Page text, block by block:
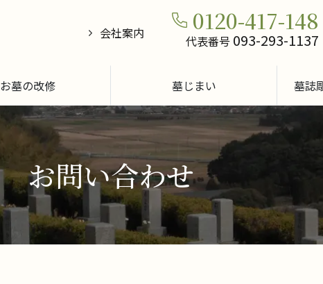
会社案内 0120-417-148
代表番号 093-293-1137
お墓の改修 墓じまい 墓誌
お問い合わせ